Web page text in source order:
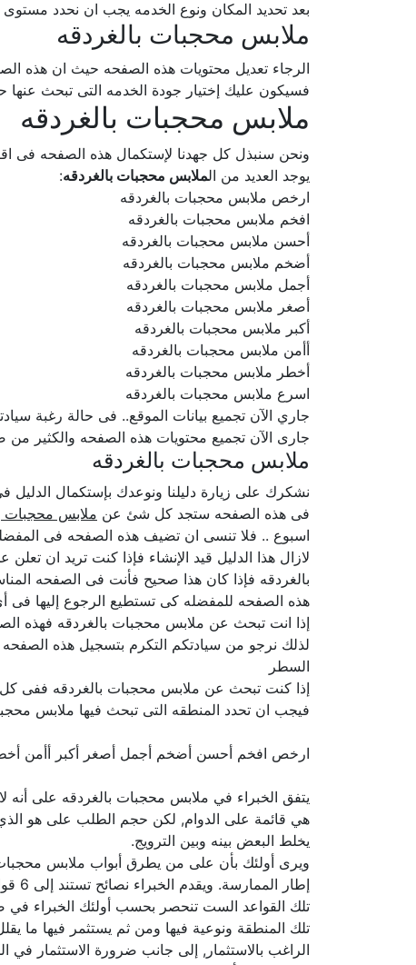
بعد تحديد المكان ونوع الخدمه يجب ان نحدد
ملابس محجبات بالغردقه
الرجاء تعديل محتويات هذه الصفحه حيث ان هذه
فسيكون عليك إختيار جودة الخدمه التى تبحث
ملابس محجبات بالغردقه
ونحن سنبذل كل جهدنا لإستكمال هذه الصفحه
يوجد العديد من الملابس محجبات بالغردقه:
ارخص ملابس محجبات بالغردقه
افخم ملابس محجبات بالغردقه
أحسن ملابس محجبات بالغردقه
أضخم ملابس محجبات بالغردقه
أجمل ملابس محجبات بالغردقه
أصغر ملابس محجبات بالغردقه
أكبر ملابس محجبات بالغردقه
أأمن ملابس محجبات بالغردقه
أخطر ملابس محجبات بالغردقه
اسرع ملابس محجبات بالغردقه
جاري الآن تجميع بيانات الموقع.. فى حالة رغبة سيادتكم
جارى الآن تجميع محتويات هذه الصفحه والكثير
ملابس محجبات بالغردقه
نشكرك على زيارة دليلنا ونوعدك بإستكمال
فى هذه الصفحه ستجد كل شئ عن ملابس محجبات
اسبوع .. فلا تنسى ان تضيف هذه الصفحه فى
لازال هذا الدليل قيد الإنشاء فإذا كنت تريد ان
بالغردقه فإذا كان هذا صحيح فأنت فى الصفحه
هذه الصفحه للمفضله كى تستطيع الرجوع إليها فى
إذا انت تبحث عن ملابس محجبات بالغردقه فهذه
لذلك نرجو من سيادتكم التكرم بتسجيل هذه الصفحه
السطر
إذا كنت تبحث عن ملابس محجبات بالغردقه ففى كل
فيجب ان تحدد المنطقه التى تبحث فيها ملابس
ارخص افخم أحسن أضخم أجمل أصغر أكبر أأمن
يتفق الخبراء في ملابس محجبات بالغردقه على
هي قائمة على الدوام, لكن حجم الطلب على هو
يخلط البعض بينه وبين الترويج.
ويرى أولئك بأن على من يطرق أبواب ملابس محجبات
إطار الممارسة. ويقدم الخبراء نصائح تستند إلى 6 قواعد ضامنة لنتائج جيدة في الحد الأدنى وخلال الظروف الطبيعية للسوق.
تلك القواعد الست تنحصر بحسب أولئك الخبراء في
تلك المنطقة ونوعية فيها ومن ثم يستثمر فيها ما
الراغب بالاستثمار, إلى جانب ضرورة الاستثمار في